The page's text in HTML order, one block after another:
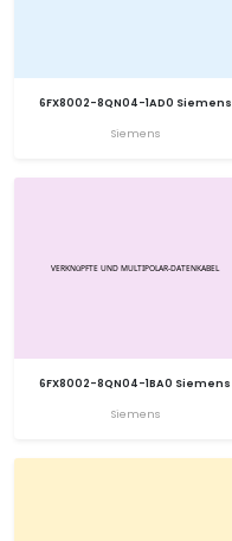
6FX8002-8QN04-1AD0 Siemens
Siemens
6FX8002-8QN04-1BA0 Siemens
Siemens